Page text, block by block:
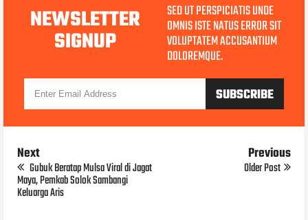
NEWSLETTER
SIGNUP
SED UT PERSPICIATIS UNDE
OMNIS ISTE NATUS ERROR SIT
VOLUPTATEM ACCUSANTIUM
DOLOREMQUE.
Next
Gubuk Beratap Mulsa Viral di Jagat
Maya, Pemkab Solok Sambangi
Keluarga Aris
Previous
Older Post